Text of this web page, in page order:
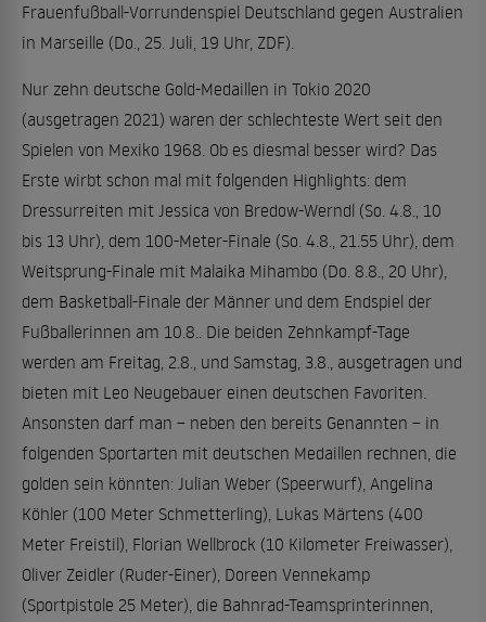
Frauenfußball-Vorrundenspiel Deutschland gegen Australien
in Marseille (Do., 25. Juli, 19 Uhr, ZDF).
Nur zehn deutsche Gold-Medaillen in Tokio 2020
(ausgetragen 2021) waren der schlechteste Wert seit den
Spielen von Mexiko 1968. Ob es diesmal besser wird? Das
Erste wirbt schon mal mit folgenden Highlights: dem
Dressurreiten mit Jessica von Bredow-Werndl (So. 4.8., 10
bis 13 Uhr), dem 100-Meter-Finale (So. 4.8., 21.55 Uhr), dem
Weitsprung-Finale mit Malaika Mihambo (Do. 8.8., 20 Uhr),
dem Basketball-Finale der Männer und dem Endspiel der
Fußballerinnen am 10.8.. Die beiden Zehnkampf-Tage
werden am Freitag, 2.8., und Samstag, 3.8., ausgetragen und
bieten mit Leo Neugebauer einen deutschen Favoriten.
Ansonsten darf man – neben den bereits Genannten – in
folgenden Sportarten mit deutschen Medaillen rechnen, die
golden sein könnten: Julian Weber (Speerwurf), Angelina
Köhler (100 Meter Schmetterling), Lukas Märtens (400
Meter Freistil), Florian Wellbrock (10 Kilometer Freiwasser),
Oliver Zeidler (Ruder-Einer), Doreen Vennekamp
(Sportpistole 25 Meter), die Bahnrad-Teamsprinterinnen,